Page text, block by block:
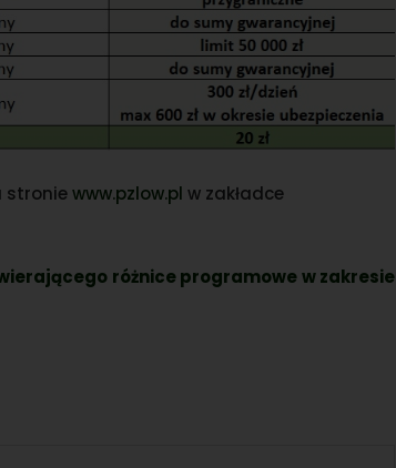
stroniewww.pzlow.pl w zakładce
różnice programowe w zakresie